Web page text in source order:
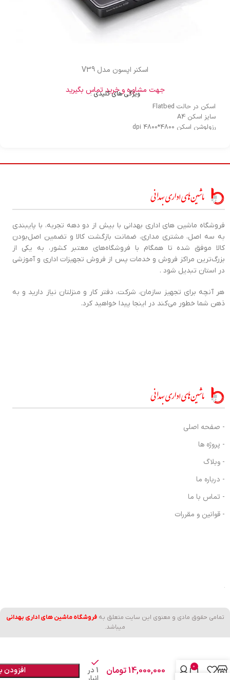
اسکنر اپسون مدل V39
جهت مشاوره و خرید تماس بگیرید
ویژگی های کلیدی :
اسکن در حالت Flatbed
سایز اسکن A4
رزولوشن اسکن 4800*4800 dpi
فروشگاه ماشین های اداری بهدانی با بیش از دو دهه تجربه، با پایبندی
به سه اصل، مشتری مداری، ضمانت بازگشت کالا و تضمین اصل‌بودن
کالا موفق شده تا همگام با فروشگاه‌های معتبر کشور، به یکی از
بزرگ‌ترین مراکز فروش و خدمات پس از فروش تجهیزات اداری و آموزشی
در استان تبدیل شود .
هر آنچه برای تجهیز سازمان، شرکت، دفتر کار و منزلتان نیاز دارید و به
ذهن شما خطور می‌کند در اینجا پیدا خواهید کرد.
- صفحه اصلی
- پروژه ها
- وبلاگ
- درباره ما
- تماس با ما
- قوانین و مقررات
تمامی حقوق مادی و معنوی این سایت متعلق بهفروشگاه ماشین های اداری بهدانی
میباشد.
فراتکنو
مدل
14,000,000تومان 1 در افزودن 0